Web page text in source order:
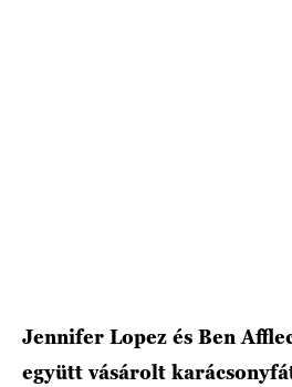
Jennifer Lopez és Ben
együtt vásárolt